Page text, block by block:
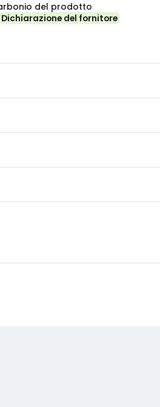
del prodotto
Dichiarazione del fornitore